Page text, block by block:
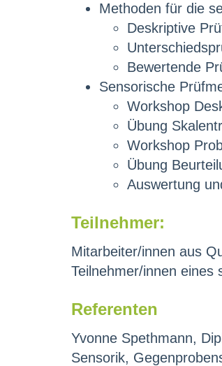
Methoden für die
Deskriptive
Bewertende
Sensorische
Workshop
Übung
Workshop
Übung
Auswertung
Teilnehmer:
Mitarbeiter/innen aus
Teilnehmer/innen eines
Referenten
Yvonne Spethmann,
Sensorik,